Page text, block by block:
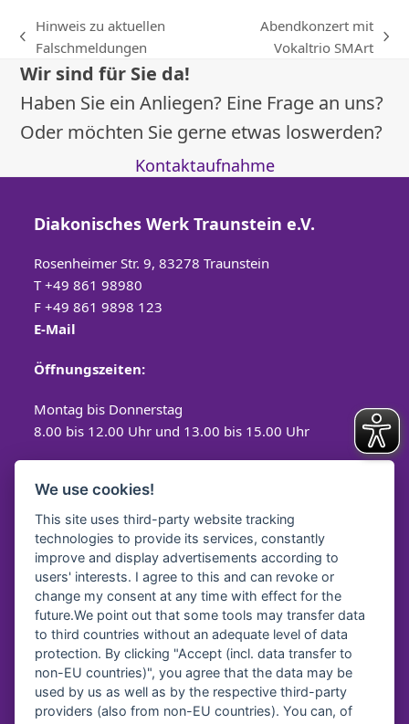
vorheriger
Beitrag:
Hinweis zu aktuellen
Falschmeldungen
Nächster
Abendkonzert mit
Vokaltrio SMArt
Wir sind für Sie da!
Haben Sie ein Anliegen? Eine Frage an uns?
Oder möchten Sie gerne etwas loswerden?
Kontaktaufnahme
Diakonisches Werk Traunstein e.V.
Rosenheimer Str. 9, 83278 Traunstein
T+49 861 98980
F +49 861 9898 123
E-Mail
Öffnungszeiten:
Montag bis Donnerstag
8.00 bis 12.00 Uhr und 13.00 bis 15.00 Uhr
8.00 bis 12.00 Uhr
Spendenkonto
Diakonisches Werk Traunstein e.V.
Kreissparkasse Traunstein-Trostberg
IBAN:DE64 7105 2050 0040 7535 92
BIC:BYLADEM1TST
We use cookies!
This site uses third-party website tracking
technologies to provide its services, constantly
improve and display advertisements according to
users' interests. I agree to this and can revoke or
change my consent at any time with effect for the
future.We point out that some tools may transfer data
to third countries without an adequate level of data
protection. By clicking "Accept (incl. data transfer to
non-EU countries)", you agree that the data may be
used by us as well as by the respective third-party
providers (also from non-EU countries). You can, of